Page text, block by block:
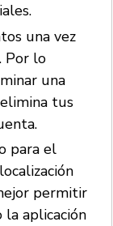
una vez
Por lo
una
tus
para el
permitir
la aplicación